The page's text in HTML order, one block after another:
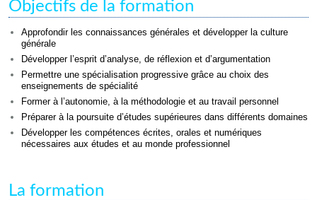
Objectifs de la formation
Approfondir les connaissances générales et développer la culture
générale
Développer l’esprit d’analyse, de réflexion et d’argumentation
Permettre une spécialisation progressive grâce au choix des
enseignements de spécialité
Former à l’autonomie, à la méthodologie et au travail personnel
Préparer à la poursuite d’études supérieures dans différents domaines
Développer les compétences écrites, orales et numériques
nécessaires aux études et au monde professionnel
La formation